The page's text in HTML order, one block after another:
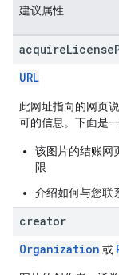
建议属性
acquireLicense
URL
此网址指向的网页
可的信息。下面是
该图片的结账网
限
介绍如何与您联
creator
Organization 或